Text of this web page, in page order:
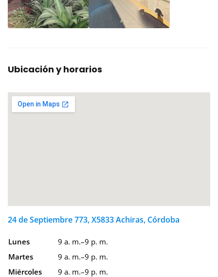
Ubicación y horarios
24 de Septiembre 773, X5833 Achiras, Córdoba
Lunes
9 a. m.–9 p. m.
Martes
9 a. m.–9 p. m.
Miércoles
9 a. m.–9 p. m.